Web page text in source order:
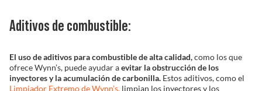
Aditivos de combustible:
El uso de aditivos para combustible de alta calidad,como los que
ofrece Wynn’s, puede ayudar aevitar la obstrucción de los
inyectores y la acumulación de carbonilla.Estos aditivos, como el
Limpiador Extremo de Wynn’s,limpian los inyectores y los